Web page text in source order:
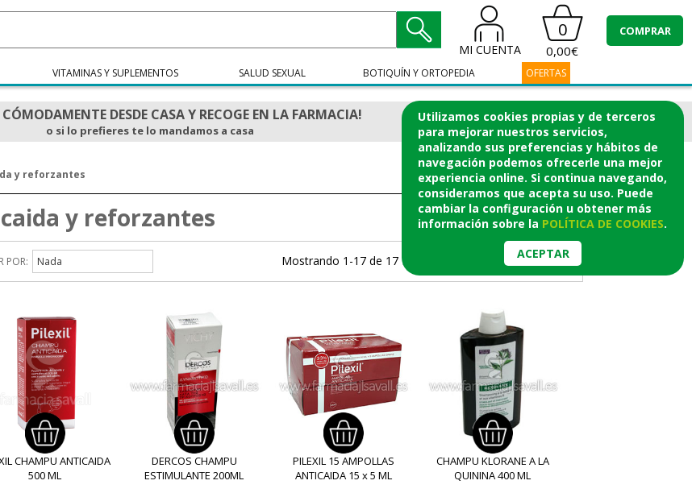
Utilizamos cookies propias y de terceros
para mejorar nuestros servicios,
analizando sus preferencias y hábitos de
navegación podemos ofrecerle una mejor
experiencia online. Si continua navegando,
consideramos que acepta su uso. Puede
cambiar la configuración u obtener más
información sobre la POLÍTICA DE COOKIES.
ACEPTAR
MI CUENTA
0
0,00€
COMPRAR
VITAMINAS Y SUPLEMENTOS SALUD SEXUAL BOTIQUÍN Y ORTOPEDIA OFERTAS
DESDE CASA Y RECOGE EN LA FARMACIA!
o si lo prefieres te lo mandamos a casa
y reforzantes
y reforzantes
POR: Nada Mostrando 1-17 de 17 Productos. Página 1/1
CHAMPU ANTICAIDA
500 ML
DERCOS CHAMPU
ESTIMULANTE 200ML
PILEXIL 15 AMPOLLAS
ANTICAIDA 15 x 5 ML
CHAMPU KLORANE A LA
QUININA 400 ML